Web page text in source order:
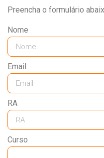
Preencha o formulário
Nome
Email
RA
Curso